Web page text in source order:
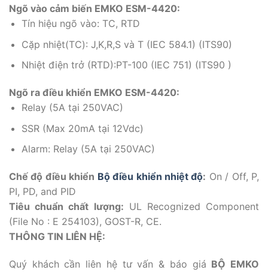
Ngõ vào cảm biến EMKO ESM-4420:
Tín hiệu ngõ vào: TC, RTD
Cặp nhiệt(TC): J,K,R,S và T (IEC 584.1) (ITS90)
Nhiệt điện trở (RTD):PT-100 (IEC 751) (ITS90 )
Ngõ ra điều khiển EMKO ESM-4420:
Relay (5A tại 250VAC)
SSR (Max 20mA tại 12Vdc)
Alarm: Relay (5A tại 250VAC)
Chế độ điều khiển Bộ điều khiển nhiệt độ: On / Off, P,
PI, PD, and PID
Tiêu chuẩn chất lượng: UL Recognized Component
(File No : E 254103), GOST-R, CE.
THÔNG TIN LIÊN HỆ:
Quý khách cần liên hệ tư vấn & báo giá BỘ EMKO